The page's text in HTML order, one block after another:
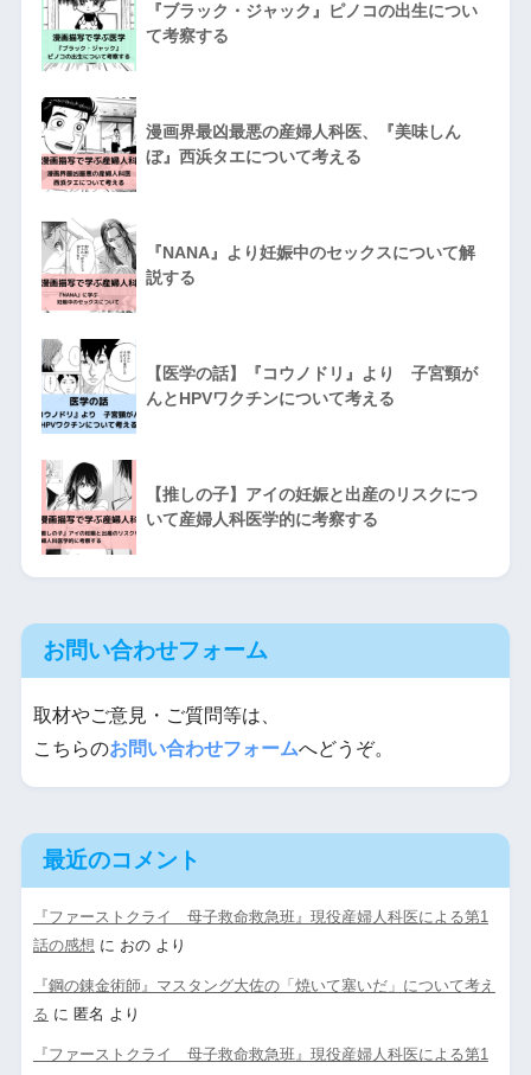
『ブラック・ジャック』ピノコの出生につい
て考察する
漫画界最凶最悪の産婦人科医、『美味しん
ぼ』西浜タエについて考える
『NANA』より妊娠中のセックスについて解
説する
【医学の話】『コウノドリ』より 子宮頸が
んとHPVワクチンについて考える
【推しの子】アイの妊娠と出産のリスクにつ
いて産婦人科医学的に考察する
お問い合わせフォーム
取材やご意見・ご質問等は、
こちらのお問い合わせフォームへどうぞ。
最近のコメント
『ファーストクライ 母子救命救急班』現役産婦人科医による第1
話の感想 に おのより
『鋼の錬金術師』マスタング大佐の「焼いて塞いだ」について考え
る に 匿名 より
『ファーストクライ 母子救命救急班』現役産婦人科医による第1